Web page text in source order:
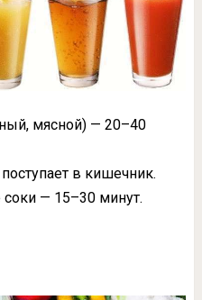
мясной) — 20–40
в кишечник.
— 15–30 минут.